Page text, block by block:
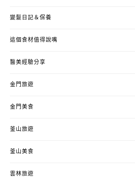
變髮日記＆保養
這個食材值得說嘴
醫美經驗分享
金門旅遊
金門美食
釜山旅遊
釜山美食
雲林旅遊